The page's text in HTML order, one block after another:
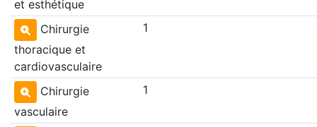
et esthétique
Chirurgie
thoracique et
cardiovasculaire
1
Chirurgie
vasculaire
1